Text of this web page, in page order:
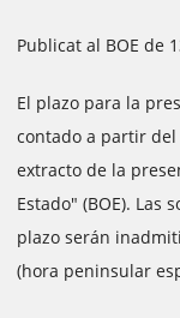
Publicat al BOE de
El plazo para la
contado a partir
extracto de la
Estado" (BOE). Las
plazo serán
(hora peninsular